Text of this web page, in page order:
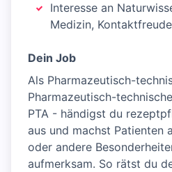
Interesse an
Medizin,
Dein Job
Als Pharmazeutisch-
Pharmazeutisch-
PTA - händigst du
aus und machst Patienten
oder andere
aufmerksam. So rätst du